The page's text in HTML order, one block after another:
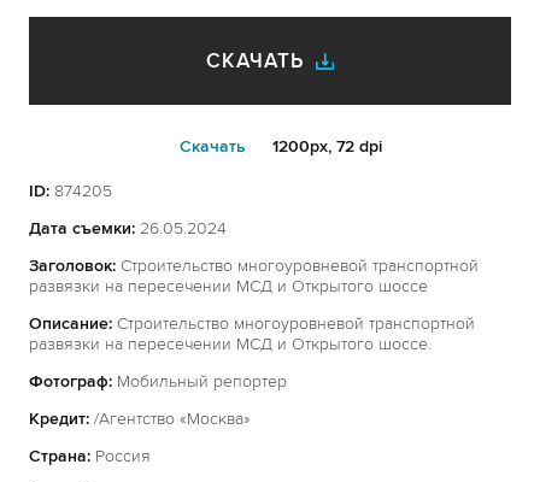
СКАЧАТЬ
Cкачать 1200px, 72 dpi
ID: 874205
Дата съемки: 26.05.2024
Заголовок: Строительство многоуровневой транспортной
развязки на пересечении МСД и Открытого шоссе
Описание: Строительство многоуровневой транспортной
развязки на пересечении МСД и Открытого шоссе.
Фотограф: Мобильный репортер
Кредит: /Агентство «Москва»
Страна: Россия